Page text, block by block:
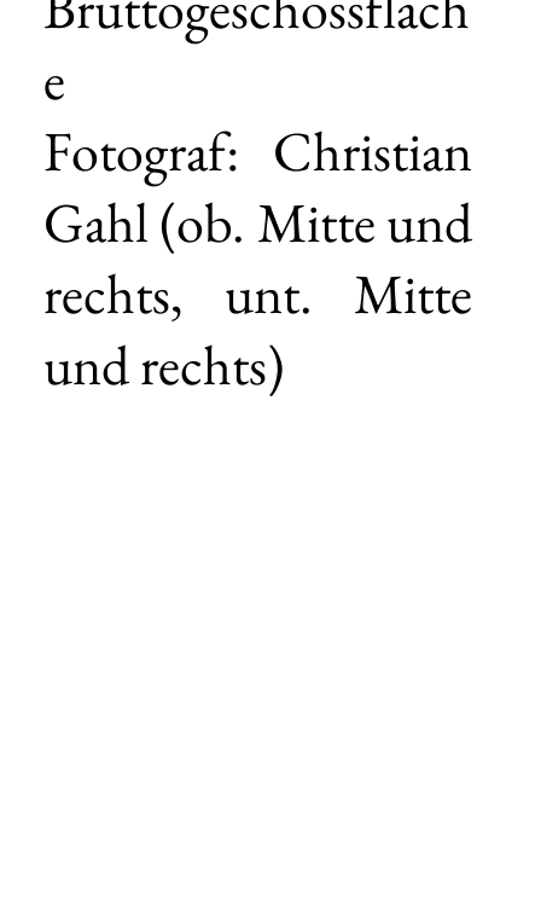
e
Fotograf: Christian
Gahl (ob. Mitte und
rechts, unt. Mitte
und rechts)